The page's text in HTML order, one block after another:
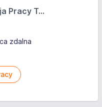
Pracy T...
zdalna